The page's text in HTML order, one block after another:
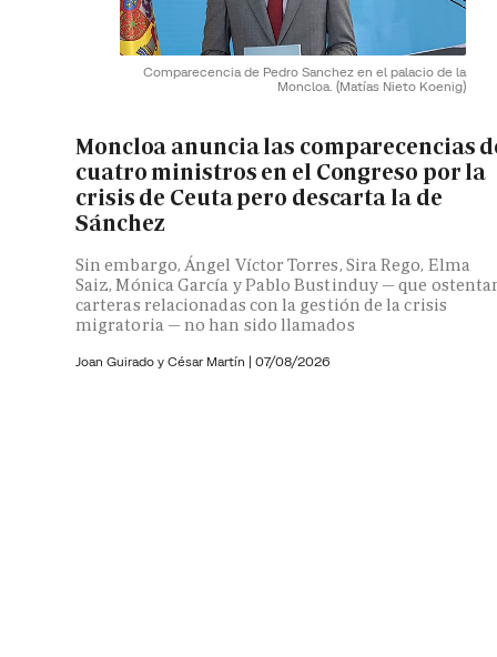
Comparecencia de Pedro Sanchez en el palacio de la
Moncloa. (Matías Nieto Koenig)
Moncloa anuncia las comparecencias
cuatro ministros en el Congreso por la
crisis de Ceuta pero descarta la de
Sánchez
Sin embargo, Ángel Víctor Torres, Sira Rego, Elma
Saiz, Mónica García y Pablo Bustinduy — que
carteras relacionadas con la gestión de la crisis
migratoria — no han sido llamados
Joan Guirado y César Martín | 07/08/2026